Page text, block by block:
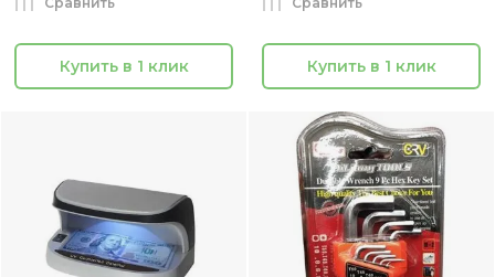
Купить в 1 клик Купить в 1 клик